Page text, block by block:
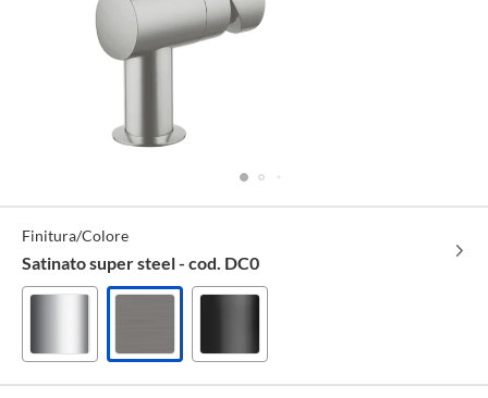
Specifiche
Tecniche
Finitura/Colore
Satinato super steel - cod. DC0
Cromo
-
Satinato
super
Nero
opaco